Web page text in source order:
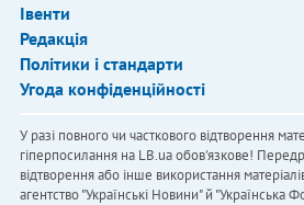
Івенти
Редакція
Політики і стандарти
Угода конфіденційності
У разі повного чи часткового відтворення
гіперпосилання на LB.ua обов'язкове!
відтворення або інше використання
агентство "Українськi Новини" й "Українська